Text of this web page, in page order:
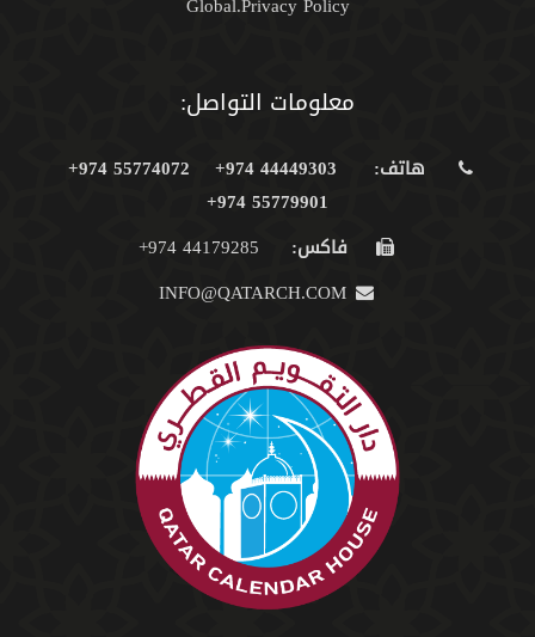
معلومات التواصل:
هاتف: 44449303 974+
55774072 974+
55779901 974+
فاكس: